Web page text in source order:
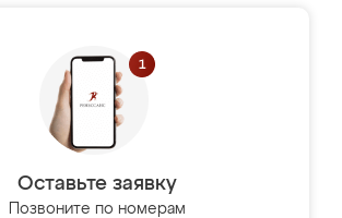
Оставьте заявку
Позвоните по номерам